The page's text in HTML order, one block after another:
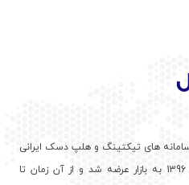
سامانه های تیکتینگ و هلپ دسک ایرانی
در مدل ابری، برای اولین بار در سال 1396 به بازار عرضه شد و از آن زمان تا